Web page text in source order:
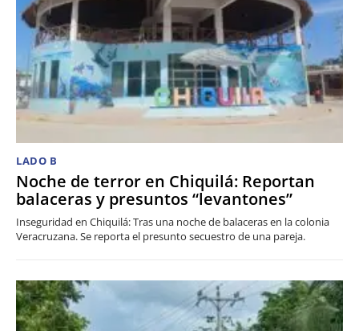
LADO B
Noche de terror en Chiquilá: Reportan
balaceras y presuntos “levantones”
Inseguridad en Chiquilá: Tras una noche de balaceras en la colonia
Veracruzana. Se reporta el presunto secuestro de una pareja.